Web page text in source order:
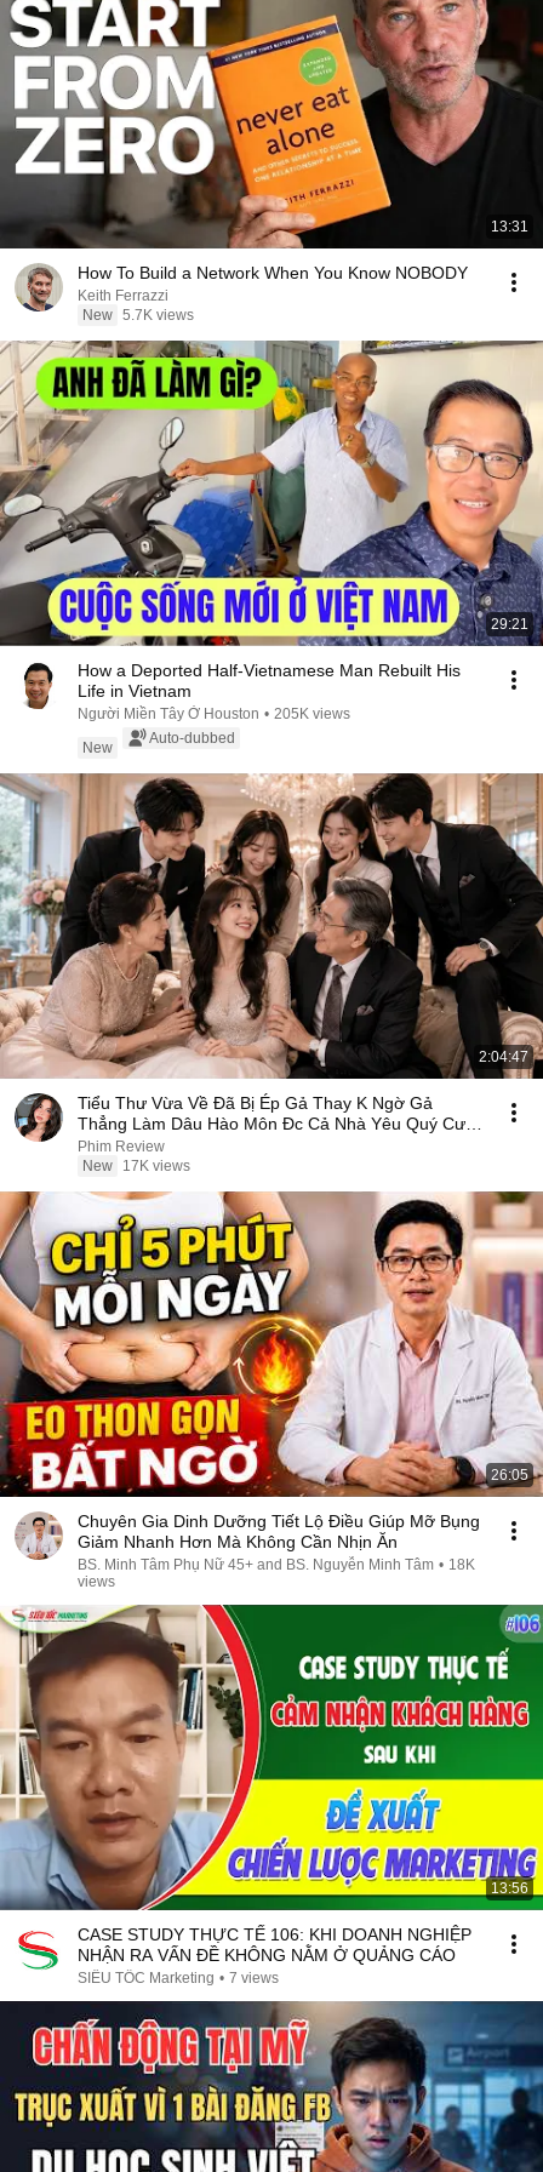
13:31
How To Build a Network When You Know NOBODY
Keith Ferrazzi
New 5.7K views
29:21
How a Deported Half-Vietnamese Man Rebuilt His
Life in Vietnam
Người Miền Tây Ở Houston • 205K views
New
Auto-dubbed
2:04:47
Tiểu Thư Vừa Về Đã Bị Ép Gả Thay K Ngờ Gả
Thẳng Làm Dâu Hào Môn Đc Cả Nhà Yêu Quý Cưng
Chiều
Phim Review
New
17K views
26:05
Chuyên Gia Dinh Dưỡng Tiết Lộ Điều Giúp Mỡ Bụng
Giảm Nhanh Hơn Mà Không Cần Nhịn Ăn
BS. Minh Tâm Phụ Nữ 45+ and BS. Nguyễn Minh Tâm • 18K
views
13:56
CASE STUDY THỰC TẾ 106: KHI DOANH NGHIỆP
NHẬN RA VẤN ĐỀ KHÔNG NẰM Ở QUẢNG CÁO
SIÊU TỐC Marketing • 7 views